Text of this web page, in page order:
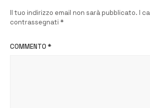
Il tuo indirizzo email non sarà pubblicato. I
contrassegnati *
COMMENTO *